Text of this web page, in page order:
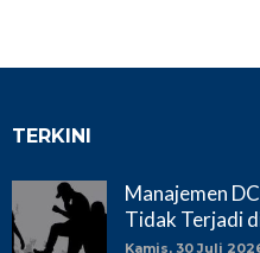
TERKINI
Manajemen
Tidak Terjadi
Kamis, 30 Juli